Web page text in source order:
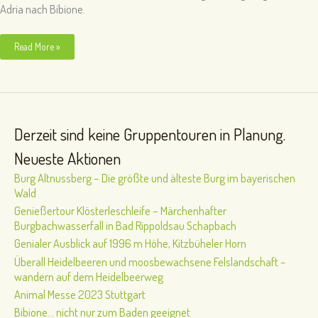
Derzeit sind keine Gruppentouren in Planung.
Neueste Aktionen
Burg Altnussberg – Die größte und älteste Burg im bayerischen
Wald
Genießertour Klösterleschleife – Märchenhafter
Burgbachwasserfall in Bad Rippoldsau Schapbach
Genialer Ausblick auf 1996 m Höhe, Kitzbüheler Horn
Überall Heidelbeeren und moosbewachsene Felslandschaft –
wandern auf dem Heidelbeerweg
Animal Messe 2023 Stuttgart
Bibione… nicht nur zum Baden geeignet
Adria nach Bibione.
Bibione…
nicht
Baden
Read More »